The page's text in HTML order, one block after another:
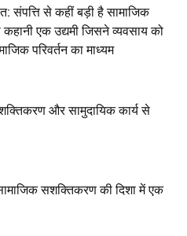
संपत्ति से कहीं बड़ी है सामाजिक
कहानी एक उद्यमी जिसने व्यवसाय को
परिवर्तन का माध्यम
और सामुदायिक कार्य से
सशक्तिकरण की दिशा में एक